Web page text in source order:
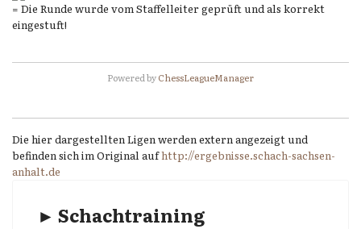
= Die Runde wurde vom Staffelleiter geprüft und als korrekt
eingestuft!
Powered byChessLeagueManager
Die hier dargestellten Ligen werden extern angezeigt und
befinden sich im Original aufhttp://ergebnisse.schach-sachsen-
anhalt.de
► Schachtraining